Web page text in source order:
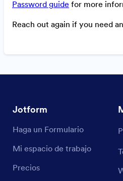
Password guide for more
Reach out again if you need
Jotform
Haga un Formulario
Mi espacio de trabajo
Precios